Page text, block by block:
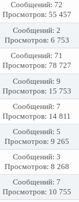
Сообщений: 72
Просмотров: 55 457
Сообщений: 2
Просмотров: 6 753
Сообщений: 71
Просмотров: 78 727
Сообщений: 9
Просмотров: 15 753
Сообщений: 7
Просмотров: 14 811
Сообщений: 5
Просмотров: 9 265
Сообщений: 3
Просмотров: 8 268
Сообщений: 7
Просмотров: 10 755